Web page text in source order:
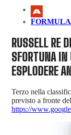
RUSSELL RE
SFORTUNA
ESPLODERE
Terzo nella
previsto a fronte
https://